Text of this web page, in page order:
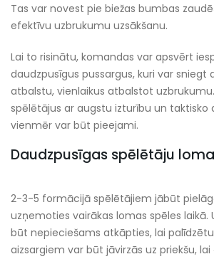
Tas var novest pie biežas bumbas
efektīvu uzbrukumu uzsākšanu.
Lai to risinātu, komandas var apsvērt
daudzpusīgus pussargus, kuri var sniegt
atbalstu, vienlaikus atbalstot
spēlētājus ar augstu izturību un taktisko
vienmēr var būt pieejami.
Daudzpusīgas spēlētāju
2-3-5 formācijā spēlētājiem jābūt
uzņemoties vairākas lomas spēles laikā.
būt nepieciešams atkāpties, lai
aizsargiem var būt jāvirzās uz priekšu,